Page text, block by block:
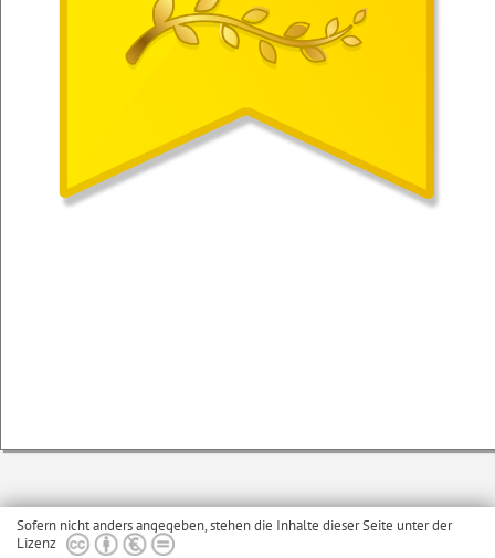
Sofern nicht anders angegeben, stehen die Inhalte dieser Seite unter der
Lizenz